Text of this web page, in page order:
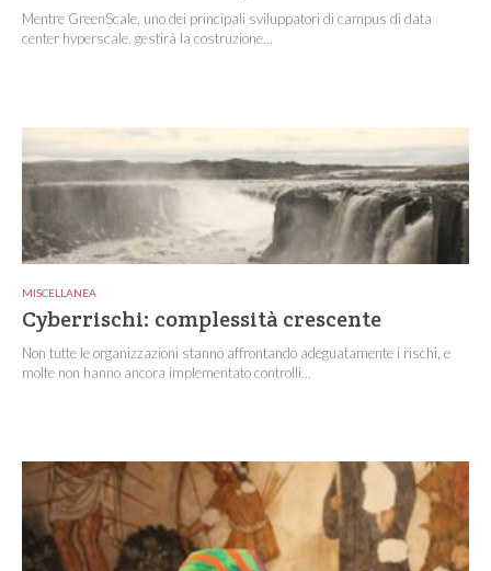
Mentre GreenScale, uno dei principali sviluppatori di campus di data
center hyperscale, gestirà la costruzione...
MISCELLANEA
Cyberrischi: complessità crescente
Non tutte le organizzazioni stanno affrontando adeguatamente i rischi, e
molte non hanno ancora implementato controlli...